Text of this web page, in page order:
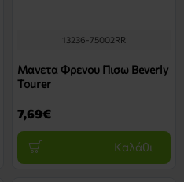
13236-75002RR
Μανετα Φρενου Πισω Beverly
Tourer
7,69€
Καλάθι